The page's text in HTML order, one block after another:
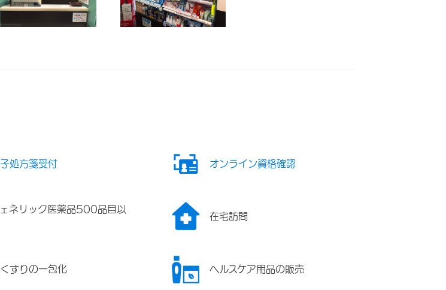
処方箋受付 オンライン資格確認
ネリック医薬品500品目以
在宅訪問
すりの一包化 ヘルスケア用品の販売